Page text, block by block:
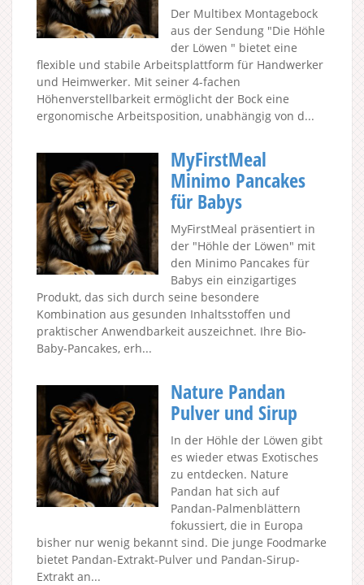
Der Multibex Montagebock
aus der Sendung "Die Höhle
der Löwen " bietet eine
flexible und stabile Arbeitsplattform für Handwerker
und Heimwerker. Mit seiner 4-fachen
Höhenverstellbarkeit ermöglicht der Bock eine
ergonomische Arbeitsposition, unabhängig von d...
MyFirstMeal
Minimo Pancakes
für Babys
MyFirstMeal präsentiert in
der "Höhle der Löwen" mit
den Minimo Pancakes für
Babys ein einzigartiges
Produkt, das sich durch seine besondere
Kombination aus gesunden Inhaltsstoffen und
praktischer Anwendbarkeit auszeichnet. Ihre Bio-
Baby-Pancakes, erh...
Nature Pandan
Pulver und Sirup
In der Höhle der Löwen gibt
es wieder etwas Exotisches
zu entdecken. Nature
Pandan hat sich auf
Pandan-Palmenblättern
fokussiert, die in Europa
bisher nur wenig bekannt sind. Die junge Foodmarke
bietet Pandan-Extrakt-Pulver und Pandan-Sirup-
Extrakt an...